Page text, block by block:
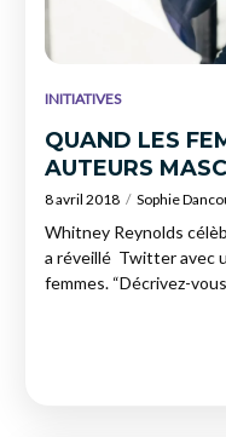
INITIATIVES
QUAND LES
AUTEURS
8 avril 2018 Sophie
Whitney Reynolds
a réveillé Twitter avec
femmes. “Décrivez-